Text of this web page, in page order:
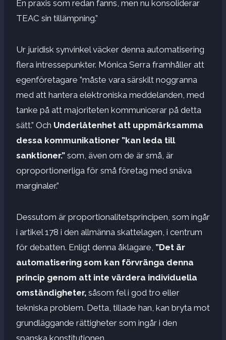
En praxis som redan fanns, men nu konsoliderar
TEAC sin tillämpning.”
Ur juridisk synvinkel väcker denna automatisering
flera intressepunkter. Mónica Serra framhåller att
egenföretagare ”måste vara särskilt noggranna
med att hantera elektroniska meddelanden, med
tanke på att majoriteten kommunicerar på detta
sätt.” Och Underlåtenhet att uppmärksamma
dessa kommunikationer ”kan leda till
sanktioner.” som, även om de är små, är
oproportionerliga för små företag med snäva
marginaler.”
Dessutom är proportionalitetsprincipen, som ingår
i artikel 178 i den allmänna skattelagen, i centrum
för debatten. Enligt denna åklagare, ”Det är
automatisering som kan förvränga denna
princip genom att inte värdera individuella
omständigheter, såsom fel i god tro eller
tekniska problem. Detta, tillade han, kan bryta mot
grundläggande rättigheter som ingår i den
spanska konstitutionen.